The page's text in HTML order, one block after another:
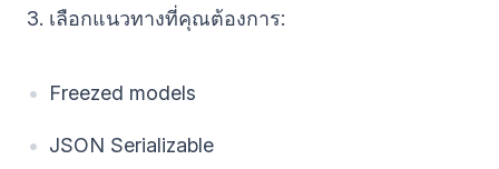
เลือกแนวทางที่คุณต้องการ:
Freezed models
JSON Serializable